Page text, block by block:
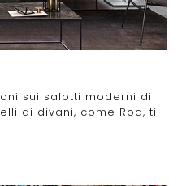
sui salotti moderni di
di divani, come Rod, ti